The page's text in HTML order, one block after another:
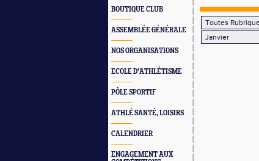
BOUTIQUE CLUB
ASSEMBLÉE GÉNÉRALE
NOS ORGANISATIONS
ECOLE D'ATHLÉTISME
PÔLE SPORTIF
ATHLÉ SANTÉ, LOISIRS
CALENDRIER
ENGAGEMENT AUX